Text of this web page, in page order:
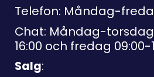
Telefon: Måndag-
Chat: Måndag-torsdag
16:00 och fredag 09:00-
Salg: